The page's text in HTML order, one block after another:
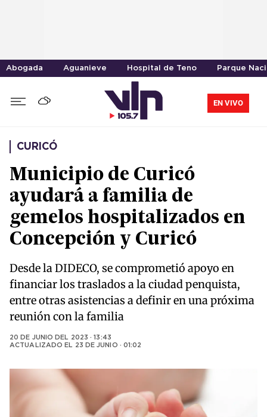
Abogada Aguanieve Hospital de Teno Parque
EN VIVO
CURICÓ
Municipio de Curicó
ayudará a familia de
gemelos hospitalizados en
Concepción y Curicó
Desde la DIDECO, se comprometió apoyo en
financiar los traslados a la ciudad penquista,
entre otras asistencias a definir en una próxima
reunión con la familia
20 DE JUNIO DEL 2023 · 13:43
ACTUALIZADO EL 23 DE JUNIO · 01:02